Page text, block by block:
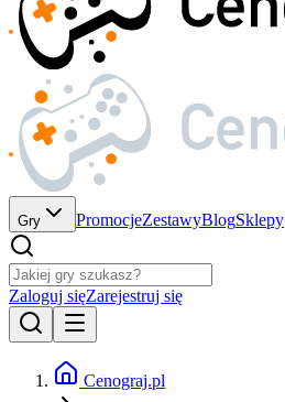
Gry PromocjeZestawyBlogSklepy
Zaloguj sięZarejestruj się
Cenograj.pl